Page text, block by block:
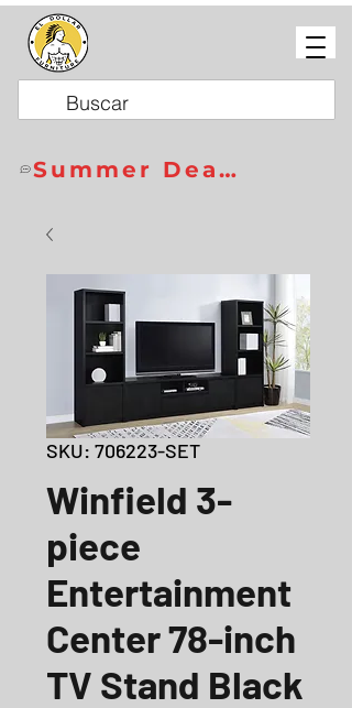
Summer Deals
SKU: 706223-SET
Winfield 3-
piece
Entertainment
Center 78-inch
TV Stand Black